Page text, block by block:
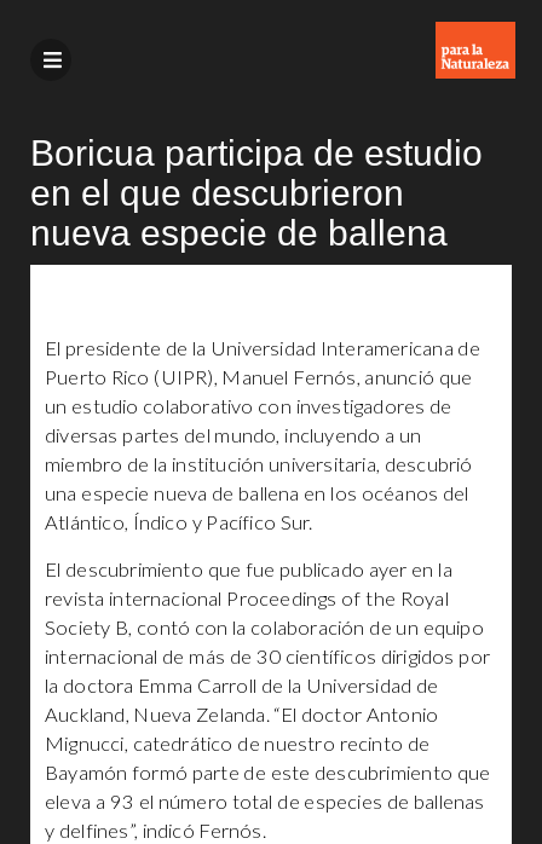
Boricua participa de estudio
en el que descubrieron
nueva especie de ballena
El presidente de la Universidad Interamericana de
Puerto Rico (UIPR), Manuel Fernós, anunció que
un estudio colaborativo con investigadores de
diversas partes del mundo, incluyendo a un
miembro de la institución universitaria, descubrió
una especie nueva de ballena en los océanos del
Atlántico, Índico y Pacífico Sur.
El descubrimiento que fue publicado ayer en la
revista internacional Proceedings of the Royal
Society B, contó con la colaboración de un equipo
internacional de más de 30 científicos dirigidos por
la doctora Emma Carroll de la Universidad de
Auckland, Nueva Zelanda. “El doctor Antonio
Mignucci, catedrático de nuestro recinto de
Bayamón formó parte de este descubrimiento que
eleva a 93 el número total de especies de ballenas
y delfines”, indicó Fernós.